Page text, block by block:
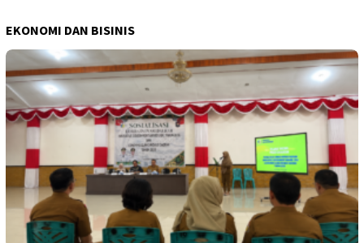
EKONOMI DAN BISINIS